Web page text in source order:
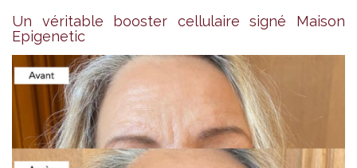
Un véritable booster cellulaire signé Maison
Epigenetic